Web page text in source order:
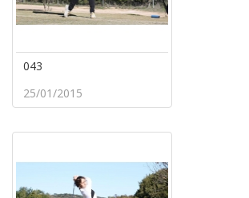
043
25/01/2015